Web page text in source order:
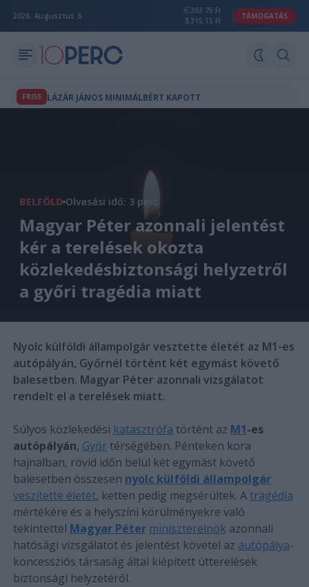
2026. Augusztus 6.
363.75 Ft
315.15 Ft
TÁMOGATÁS
FRISS LÁZÁR JÁNOS MINIMÁLBÉRT KAPOTT
BELFÖLD Olvasási idő: 3 perc
Magyar Péter azonnali jelentést
kér a terelések okozta
közlekedésbiztonsági helyzetről
a győri tragédia miatt
Nyolc külföldi állampolgár vesztette életét az M1-es
autópályán, Győrnél történt két egymást követő
balesetben. Magyar Péter azonnali vizsgálatot
rendelt el a terelések miatt.
Súlyos közlekedési katasztrófa történt az M1-es
autópályán, Győrtérségében. Pénteken kora
hajnalban, rövid időn belül két egymást követő
balesetben összesen nyolc külföldi állampolgár
veszítette életét, ketten pedig megsérültek. A tragédia
mértékére és a helyszíni körülményekre való
tekintettel Magyar Péter miniszterelnök azonnali
hatósági vizsgálatot és jelentést követel az autópálya-
koncessziós társaság által kiépített útterelések
biztonsági helyzetéről.